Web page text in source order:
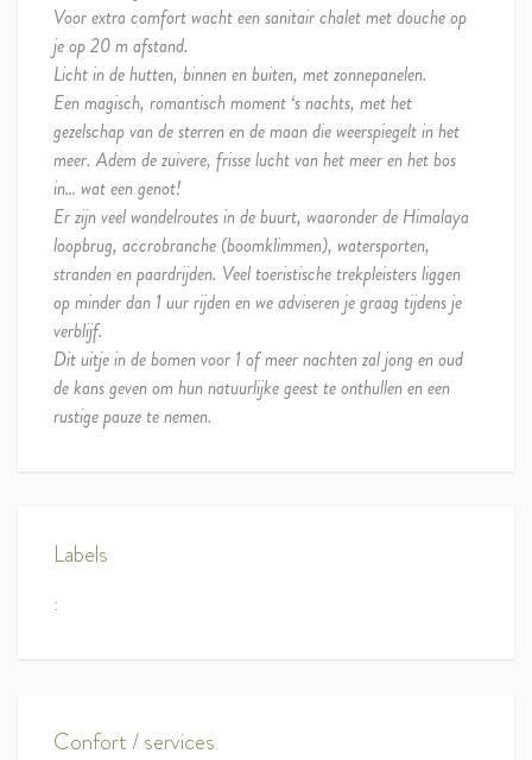
Voor extra comfort wacht een sanitair chalet met douche op
je op 20 m afstand.
Licht in de hutten, binnen en buiten, met zonnepanelen.
Een magisch, romantisch moment ‘s nachts, met het
gezelschap van de sterren en de maan die weerspiegelt in het
meer. Adem de zuivere, frisse lucht van het meer en het bos
in… wat een genot!
Er zijn veel wandelroutes in de buurt, waaronder de Himalaya
loopbrug, accrobranche (boomklimmen), watersporten,
stranden en paardrijden. Veel toeristische trekpleisters liggen
op minder dan 1 uur rijden en we adviseren je graag tijdens je
verblijf.
Dit uitje in de bomen voor 1 of meer nachten zal jong en oud
de kans geven om hun natuurlijke geest te onthullen en een
rustige pauze te nemen.
Labels
:
Confort / services